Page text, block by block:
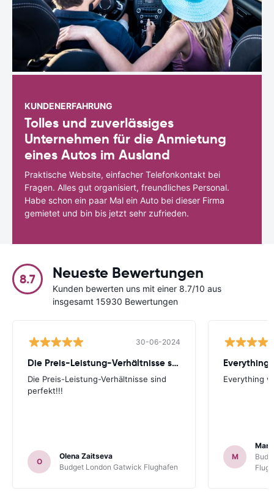
KUNDENERFAHRUNG
Tolles und zuverlässiges
Unternehmen für die Anmietung
eines Autos im Ausland
Praktische Website, einfacher Telefonkontakt bei
Fragen. Alles gut organisiert, freundliches Personal.
Habe schon ein paar Mal ein Auto bei dieser Firma
gemietet und bin bis jetzt sehr zufrieden.
8.7 Neueste Bewertungen
Kunden bewerten uns mit einer 8.7/10 aus
insgesamt 15930 Bewertungen
30-06-2024
Die Preis-Leistung-Verhältnisse sind perfekt!!!
Die Preis-Leistung-Verhältnisse sind
perfekt!!!
O
Olena Zaitseva
Budget London Gatwick Flughafen
Everything
Everything
M